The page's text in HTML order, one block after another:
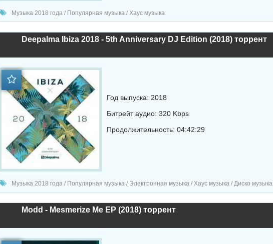
Музыка 2018 года / Популярная музыка / Хаус музыка
Deepalma Ibiza 2018 - 5th Anniversary DJ Edition (2018) торрент
Год выпуска: 2018
Битрейт аудио: 320 Kbps
Продолжительность: 04:42:29
Музыка 2018 года / Популярная музыка / Электронная музыка / Хаус музыка / Диско музыка
Modd - Mesmerize Me EP (2018) торрент